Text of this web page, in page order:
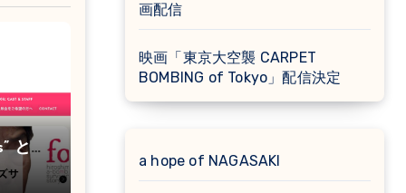
とし
画配信
映画「東京大空襲 CARPET
BOMBING of Tokyo」配信決定
a hope of NAGASAKI